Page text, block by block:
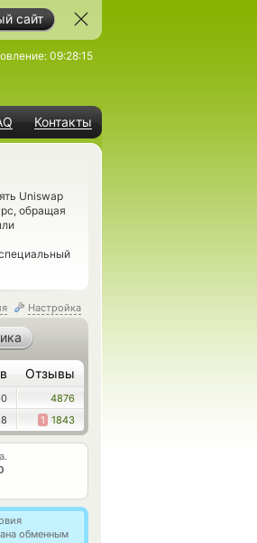
сайт
Контакты
09:28:15
Uniswap
обращая
Настройка
Отзывы
4876
1 1843
обменным